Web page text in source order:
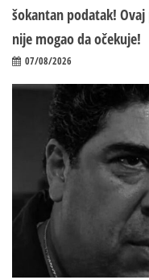
šokantan podatak!
nije mogao da očekuje!
07/08/2026